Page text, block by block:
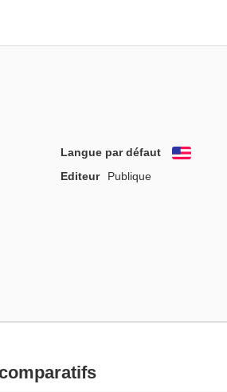
Langue par défaut
English
Editeur
Publique